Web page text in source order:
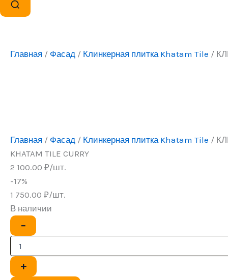
Главная / Фасад / Клинкерная плитка Khatam Tile /
Главная / Фасад / Клинкерная плитка Khatam Tile /
KHATAM TILE CURRY
2 100.00 ₽/шт.
-17%
1 750.00 ₽/шт.
В наличии
−
Количество
товара
KHATAM
TILE
+